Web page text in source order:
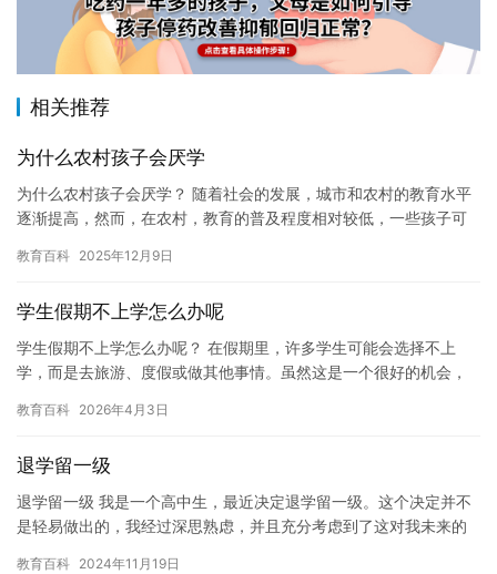
相关推荐
为什么农村孩子会厌学
为什么农村孩子会厌学？ 随着社会的发展，城市和农村的教育水平
逐渐提高，然而，在农村，教育的普及程度相对较低，一些孩子可
对…
教育百科 2025年12月9日
学生假期不上学怎么办呢
学生假期不上学怎么办呢？ 在假期里，许多学生可能会选择不上
学，而是去旅游、度假或做其他事情。虽然这是一个很好的机会，
此，当…
教育百科 2026年4月3日
退学留一级
退学留一级 我是一个高中生，最近决定退学留一级。这个决定并不
是轻易做出的，我经过深思熟虑，并且充分考虑到了这对我未来的
教育百科 2024年11月19日